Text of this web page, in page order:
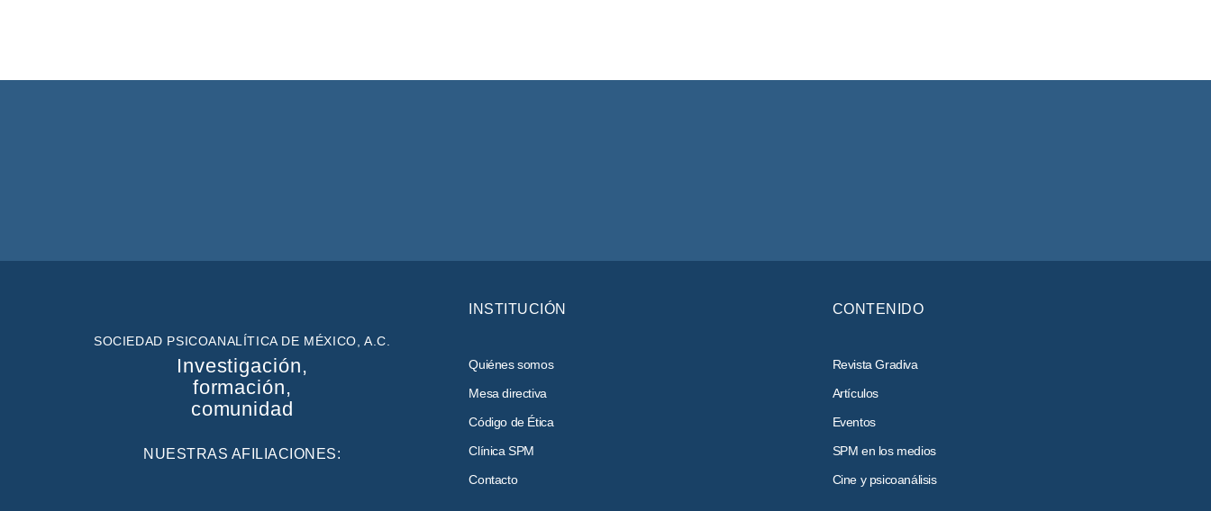
SOCIEDAD PSICOANALÍTICA DE MÉXICO, A.C.
Investigación,
formación,
comunidad
NUESTRAS AFILIACIONES:
INSTITUCIÓN
Quiénes somos
Mesa directiva
Código de Ética
Clínica SPM
Contacto
CONTENIDO
Revista Gradiva
Artículos
Eventos
SPM en los medios
Cine y psicoanálisis